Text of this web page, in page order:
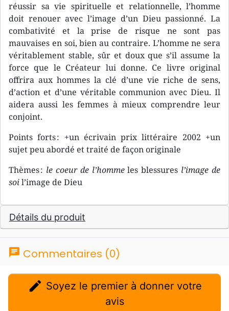
réussir sa vie spirituelle et relationnelle, l’homme
doit renouer avec l’image d’un Dieu passionné. La
combativité et la prise de risque ne sont pas
mauvaises en soi, bien au contraire. L’homme ne sera
véritablement stable, sûr et doux que s’il assume la
force que le Créateur lui donne. Ce livre original
offrira aux hommes la clé d’une vie riche de sens,
d’action et d’une véritable communion avec Dieu. Il
aidera aussi les femmes à mieux comprendre leur
conjoint.
Points forts : +un écrivain prix littéraire 2002 +un
sujet peu abordé et traité de façon originale
Thèmes : le coeur de l’hommeles blessures l’image de
soil’image de Dieu
Détails du produit
chat Commentaires (0)
edit
avis